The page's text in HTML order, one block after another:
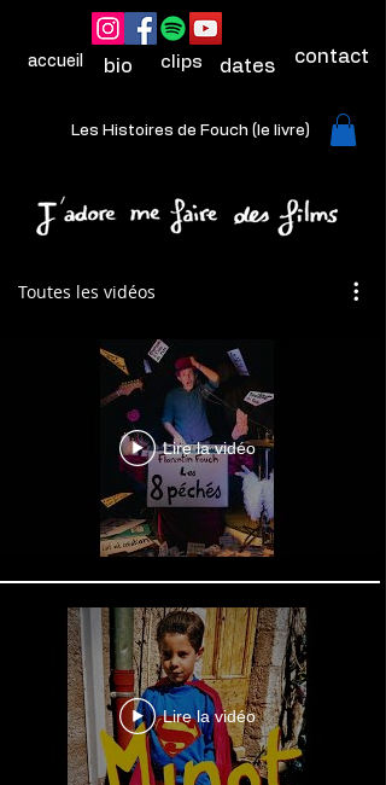
accueil bio clips dates contact
Les Histoires de Fouch (le livre)
Toutes les vidéos
Lire la vidéo
Lire la vidéo